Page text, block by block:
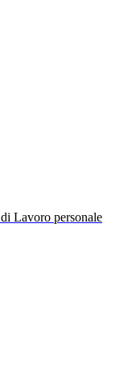
Lavoro personale